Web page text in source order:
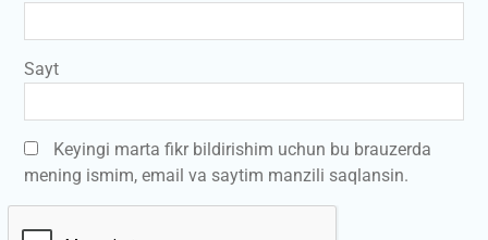
Sayt
Keyingi marta fikr bildirishim uchun bu brauzerda
mening ismim, email va saytim manzili saqlansin.